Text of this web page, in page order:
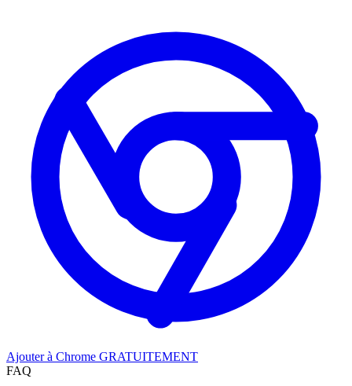
Ajouter à Chrome GRATUITEMENT
FAQ